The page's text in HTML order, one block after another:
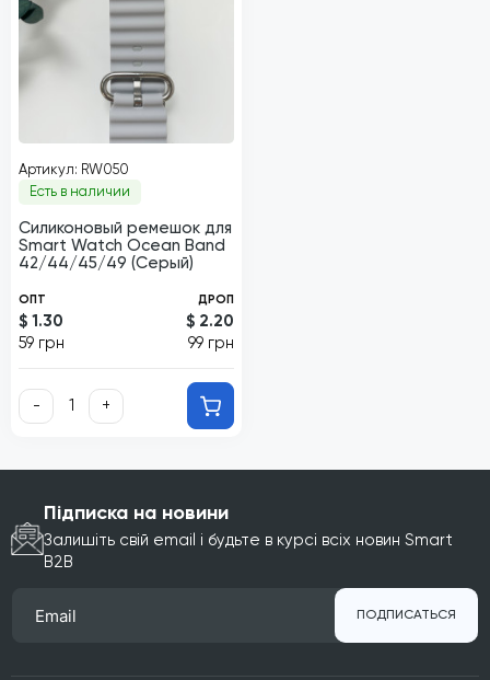
Артикул: RW050
Есть в наличии
Силиконовый ремешок для
Smart Watch Ocean Band
42/44/45/49 (Серый)
ОПТ
$ 1.30
59 грн
ДРОП
$ 2.20
99 грн
- +
Підписка на новини
Залишіть свій email і будьте в курсі всіх новин Smart
B2B
ПОДПИСАТЬСЯ